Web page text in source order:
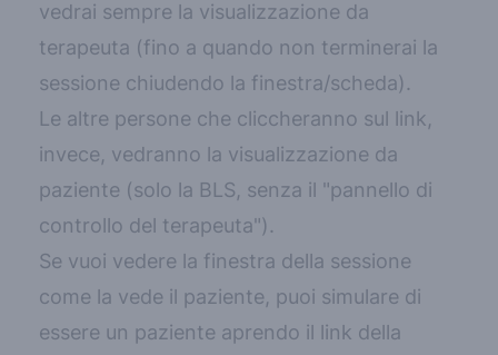
vedrai sempre la visualizzazione da
terapeuta (fino a quando non terminerai la
sessione chiudendo la finestra/scheda).
Le altre persone che cliccheranno sul link,
invece, vedranno la visualizzazione da
paziente (solo la BLS, senza il "pannello di
controllo del terapeuta").
Se vuoi vedere la finestra della sessione
come la vede il paziente, puoi simulare di
essere un paziente aprendo il link della